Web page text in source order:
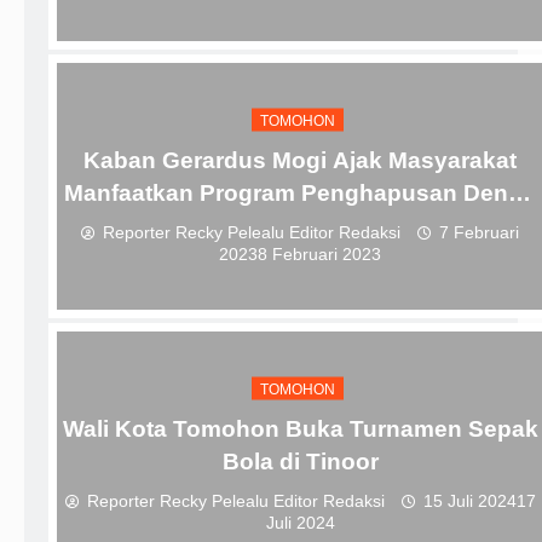
TOMOHON
Kaban Gerardus Mogi Ajak Masyarakat
Manfaatkan Program Penghapusan Denda
PBB-P2
Reporter Recky Pelealu Editor Redaksi
7 Februari
20238 Februari 2023
TOMOHON
Wali Kota Tomohon Buka Turnamen Sepak
Bola di Tinoor
Reporter Recky Pelealu Editor Redaksi 15 Juli 202417
Juli 2024